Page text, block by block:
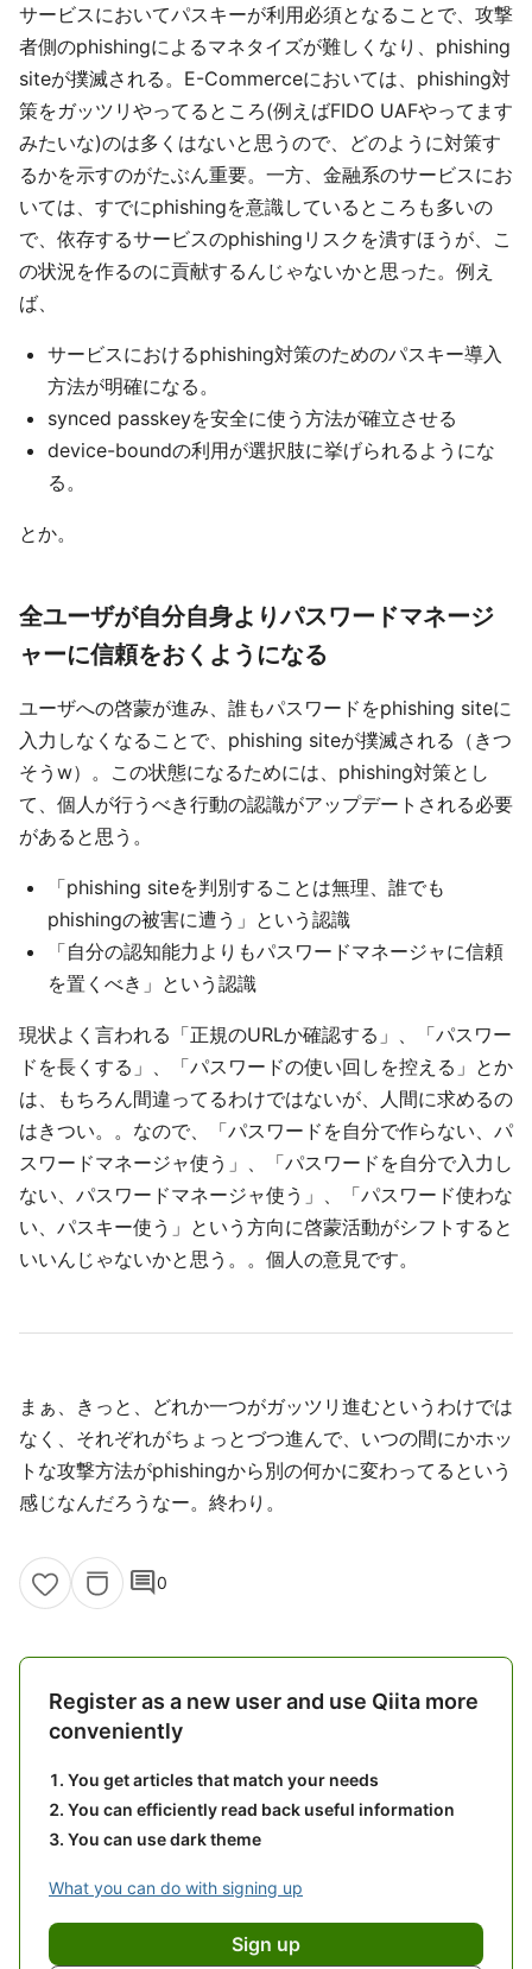
サービスにおいてパスキーが利用必須となることで、攻撃
者側のphishingによるマネタイズが難しくなり、phishing
siteが撲滅される。E-Commerceにおいては、phishing対
策をガッツリやってるところ(例えばFIDO UAFやってます
みたいな)のは多くはないと思うので、どのように対策す
るかを示すのがたぶん重要。一方、金融系のサービスにお
いては、すでにphishingを意識しているところも多いの
で、依存するサービスのphishingリスクを潰すほうが、こ
の状況を作るのに貢献するんじゃないかと思った。例え
ば、
サービスにおけるphishing対策のためのパスキー導入
方法が明確になる。
synced passkeyを安全に使う方法が確立させる
device-boundの利用が選択肢に挙げられるようにな
る。
とか。
全ユーザが自分自身よりパスワードマネージ
ャーに信頼をおくようになる
ユーザへの啓蒙が進み、誰もパスワードをphishing siteに
入力しなくなることで、phishing siteが撲滅される（きつ
そうw）。この状態になるためには、phishing対策とし
て、個人が行うべき行動の認識がアップデートされる必要
があると思う。
「phishing siteを判別することは無理、誰でも
phishingの被害に遭う」という認識
「自分の認知能力よりもパスワードマネージャに信頼
を置くべき」という認識
現状よく言われる「正規のURLか確認する」、「パスワー
ドを長くする」、「パスワードの使い回しを控える」とか
は、もちろん間違ってるわけではないが、人間に求めるの
はきつい。。なので、「パスワードを自分で作らない、パ
スワードマネージャ使う」、「パスワードを自分で入力し
ない、パスワードマネージャ使う」、「パスワード使わな
い、パスキー使う」という方向に啓蒙活動がシフトすると
いいんじゃないかと思う。。個人の意見です。
まぁ、きっと、どれか一つがガッツリ進むというわけでは
なく、それぞれがちょっとづつ進んで、いつの間にかホッ
トな攻撃方法がphishingから別の何かに変わってるという
感じなんだろうなー。終わり。
comment0
Register as a new user and use Qiita more
conveniently
You get articles that match your needs
You can efficiently read back useful information
You can use dark theme
What you can do with signing up
Sign up